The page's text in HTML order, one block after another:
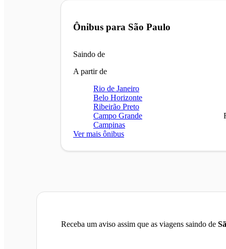
Ônibus para São Paulo
Saindo de
A partir de
Rio de Janeiro
Belo Horizonte
Ribeirão Preto
Campo Grande
Campinas
Ver mais ônibus
Receba um aviso assim que as viagens saindo de